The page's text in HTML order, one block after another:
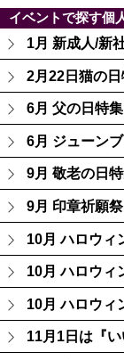
イベントで探す個
1月 新成人/新
2月22日猫の
6月 父の日特集
6月 ジューン
9月 敬老の日
9月 印章祈願祭
10月 ハロウ
10月 ハロウ
10月 ハロウ
11月1日は『い